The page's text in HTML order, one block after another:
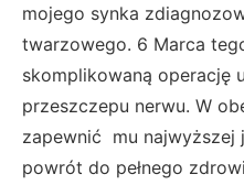
mojego synka
twarzowego. 6 Marca
skomplikowaną operację
przeszczepu nerwu. W
zapewnić mu najwyższej
powrót do pełnego